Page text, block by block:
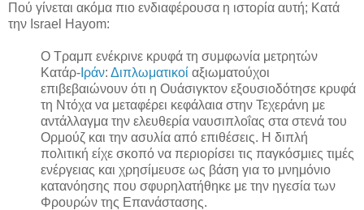
Πού γίνεται ακόμα πιο ενδιαφέρουσα η ιστορία αυτή; Κατά
την Israel Hayom:
Ο Τραμπ ενέκρινε κρυφά τη συμφωνία μετρητών
Κατάρ- Ιράν: Διπλωματικοί αξιωματούχοι
επιβεβαιώνουν ότι η Ουάσιγκτον εξουσιοδότησε κρυφά
τη Ντόχα να μεταφέρει κεφάλαια στην Τεχεράνη με
αντάλλαγμα την ελευθερία ναυσιπλοΐας στα στενά του
Ορμούζ και την ασυλία από επιθέσεις. Η διπλή
πολιτική είχε σκοπό να περιορίσει τις παγκόσμιες τιμές
ενέργειας και χρησίμευσε ως βάση για το μνημόνιο
κατανόησης που σφυρηλατήθηκε με την ηγεσία των
Φρουρών της Επανάστασης.